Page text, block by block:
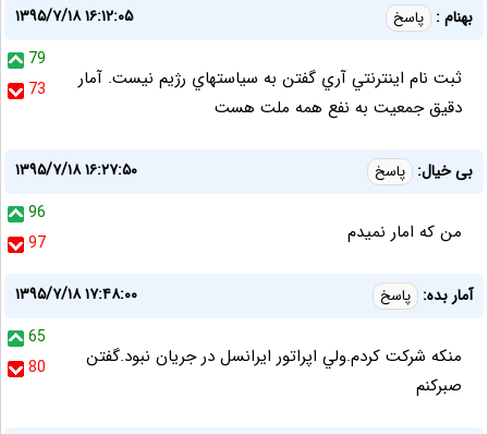
بهنام : پاسخ
۱۳۹۵/۷/۱۸ ۱۶:۱۲:۰۵
79
73
ثبت نام اينترنتي آري گفتن به سياستهاي رژيم نيست. آمار
دقيق جمعيت به نفع همه ملت هست
بی خیال: پاسخ
۱۳۹۵/۷/۱۸ ۱۶:۲۷:۵۰
96
97
من که امار نمیدم
آمار بده: پاسخ
۱۳۹۵/۷/۱۸ ۱۷:۴۸:۰۰
65
80
منكه شركت كردم.ولي اپراتور ايرانسل در جريان نبود.گفتن
صبركنم